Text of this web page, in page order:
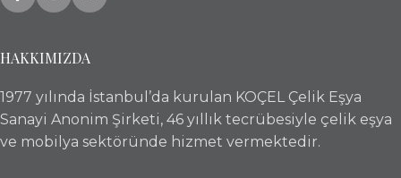
HAKKIMIZDA
1977 yılında İstanbul’da kurulan KOÇEL Çelik Eşya
Sanayi Anonim Şirketi, 46 yıllık tecrübesiyle çelik eşya
ve mobilya sektöründe hizmet vermektedir.